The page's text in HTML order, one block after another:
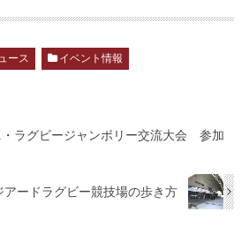
ース
イベント情報
ラグビージャンボリー交流大会 参加
アードラグビー競技場の歩き方